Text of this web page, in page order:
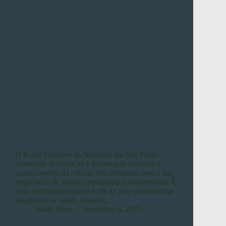
O Poder Curativo da Natureza em Seu Plano
Alimentar A Nutrição e Fitoterapia combina o
conhecimento da ciência dos alimentos com o uso
terapêutico de plantas medicinais e seus extratos. É
uma abordagem natural e eficaz para potencializar
resultados de saúde, tratando…
Valdo Silva
novembro 6, 2025